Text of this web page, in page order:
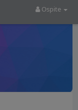
Ospite